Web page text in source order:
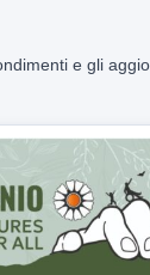
e gli